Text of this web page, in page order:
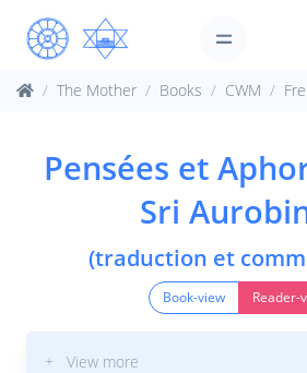
The Mother Books CWM
Pensées et
Sri
(traduction et
Book-view Reader-
+ View more